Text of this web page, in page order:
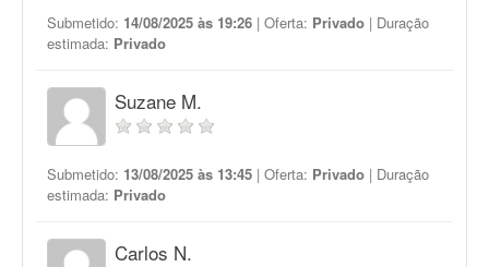
Submetido: 14/08/2025 às 19:26 | Oferta: Privado | Duração
estimada: Privado
Suzane M.
Submetido: 13/08/2025 às 13:45 | Oferta: Privado | Duração
estimada: Privado
Carlos N.